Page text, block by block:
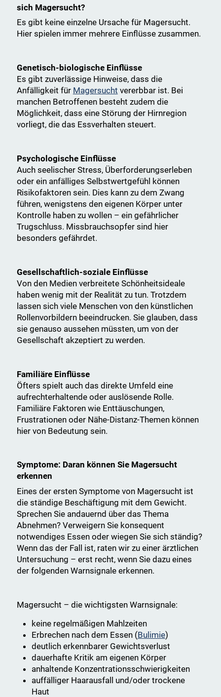
sich Magersucht?
Es gibt keine einzelne Ursache für Magersucht.
Hier spielen immer mehrere Einflüsse zusammen.
Genetisch-biologische Einflüsse
Es gibt zuverlässige Hinweise, dass die
Anfälligkeit für Magersucht vererbbar ist. Bei
manchen Betroffenen besteht zudem die
Möglichkeit, dass eine Störung der Hirnregion
vorliegt, die das Essverhalten steuert.
Psychologische Einflüsse
Auch seelischer Stress, Überforderungserleben
oder ein anfälliges Selbstwertgefühl können
Risikofaktoren sein. Dies kann zu dem Zwang
führen, wenigstens den eigenen Körper unter
Kontrolle haben zu wollen – ein gefährlicher
Trugschluss. Missbrauchsopfer sind hier
besonders gefährdet.
Gesellschaftlich-soziale Einflüsse
Von den Medien verbreitete Schönheitsideale
haben wenig mit der Realität zu tun. Trotzdem
lassen sich viele Menschen von den künstlichen
Rollenvorbildern beeindrucken. Sie glauben, dass
sie genauso aussehen müssten, um von der
Gesellschaft akzeptiert zu werden.
Familiäre Einflüsse
Öfters spielt auch das direkte Umfeld eine
aufrechterhaltende oder auslösende Rolle.
Familiäre Faktoren wie Enttäuschungen,
Frustrationen oder Nähe-Distanz-Themen können
hier von Bedeutung sein.
Symptome: Daran können Sie Magersucht
erkennen
Eines der ersten Symptome von Magersucht ist
die ständige Beschäftigung mit dem Gewicht.
Sprechen Sie andauernd über das Thema
Abnehmen? Verweigern Sie konsequent
notwendiges Essen oder wiegen Sie sich ständig?
Wenn das der Fall ist, raten wir zu einer ärztlichen
Untersuchung – erst recht, wenn Sie dazu eines
der folgenden Warnsignale erkennen.
Magersucht – die wichtigsten Warnsignale:
keine regelmäßigen Mahlzeiten
Erbrechen nach dem Essen (Bulimie)
deutlich erkennbarer Gewichtsverlust
dauerhafte Kritik am eigenen Körper
anhaltende Konzentrationsschwierigkeiten
auffälliger Haarausfall und/oder trockene
Haut